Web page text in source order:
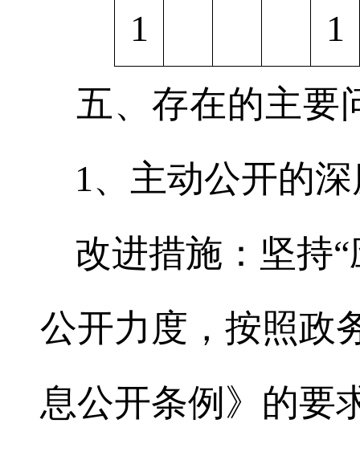
1
1
五、存在的主要
1、主动公开的
改进措施：坚持
公开力度，按照政
息公开条例》的要